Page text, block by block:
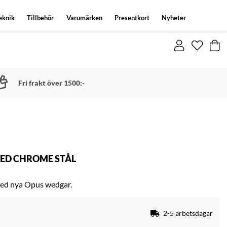
Tillbehör Varumärken Presentkort Nyheter
Fri frakt över 1500:-
CHROME STÅL
nya Opus wedgar.
2-5 arbetsdagar